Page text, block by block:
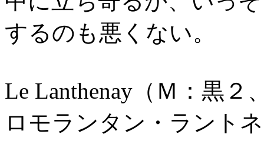
するのも悪くない。
Le Lanthenay（Ｍ：黒２
ロモランタン・ラント